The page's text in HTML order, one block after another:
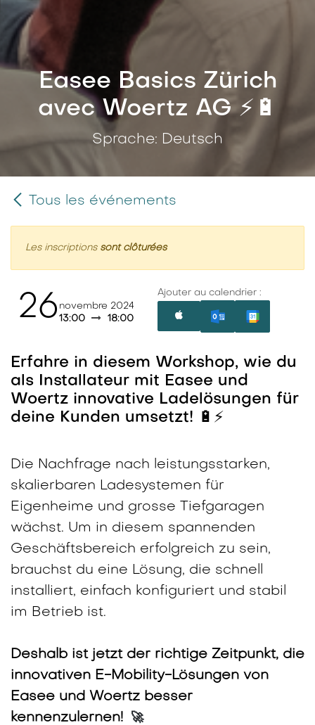
Easee Basics Zürich
avec Woertz AG ⚡️🔋
Sprache: Deutsch
Tous les événements
Les inscriptions sont clôturées
26 novembre 2024
13:00
18:00
Ajouter au calendrier :
Erfahre in diesem Workshop, wie du
als Installateur mit Easee und
Woertz innovative Ladelösungen für
deine Kunden umsetzt! 🔋⚡
Die Nachfrage nach leistungsstarken,
skalierbaren Ladesystemen für
Eigenheime und grosse Tiefgaragen
wächst. Um in diesem spannenden
Geschäftsbereich erfolgreich zu sein,
brauchst du eine Lösung, die schnell
installiert, einfach konfiguriert und stabil
im Betrieb ist.
Deshalb ist jetzt der richtige Zeitpunkt, die
innovativen E-Mobility-Lösungen von
Easee und Woertz besser
kennenzulernen!
🚀